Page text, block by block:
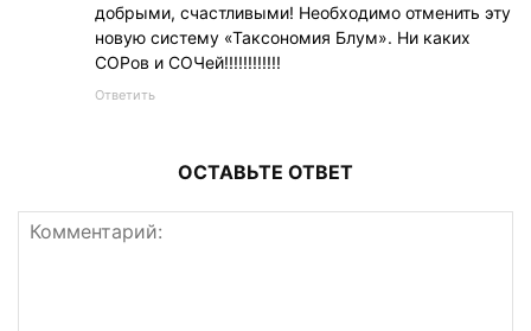
добрыми, счастливыми! Необходимо отменить эту
новую систему «Таксономия Блум». Ни каких
СОРов и СОЧей!!!!!!!!!!!!
Ответить
ОСТАВЬТЕ ОТВЕТ